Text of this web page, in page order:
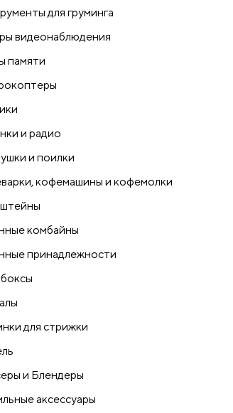
для груминга
видеонаблюдения
памяти
и радио
и поилки
кофемашины и кофемолки
комбайны
принадлежности
для стрижки
и Блендеры
аксессуары